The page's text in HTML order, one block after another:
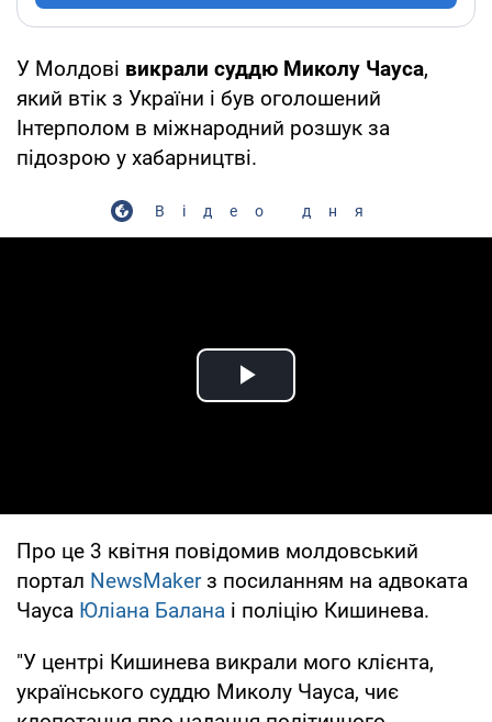
У Молдові викрали суддю Миколу Чауса,
який втік з України і був оголошений
Інтерполом в міжнародний розшук за
підозрою у хабарництві.
Відео дня
Play Video
Про це 3 квітня повідомив молдовський
портал NewsMakerз посиланням на адвоката
Чауса Юліана Балана і поліцію Кишинева.
"У центрі Кишинева викрали мого клієнта,
українського суддю Миколу Чауса, чиє